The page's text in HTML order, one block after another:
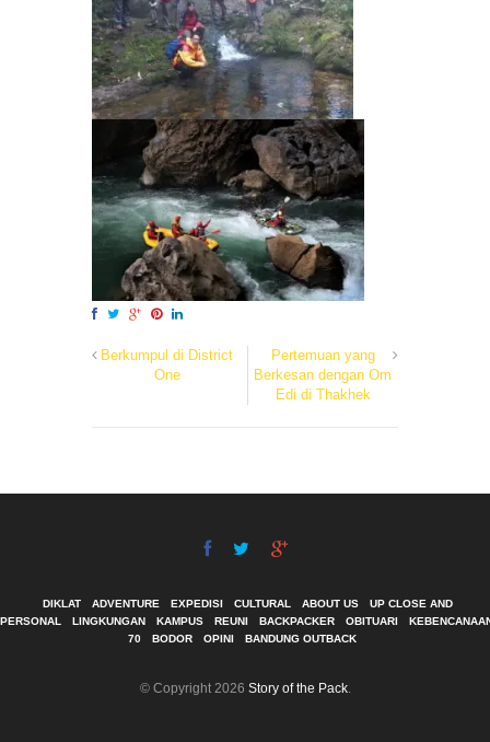
Berkumpul di District
One
Pertemuan yang
Berkesan dengan Om
Edi di Thakhek
DIKLAT ADVENTURE EXPEDISI CULTURAL ABOUT US
UP CLOSE AND
PERSONAL
LINGKUNGAN KAMPUS REUNI BACKPACKER OBITUARI
70
BODOR OPINI BANDUNG OUTBACK
© Copyright 2026 Story of the Pack.